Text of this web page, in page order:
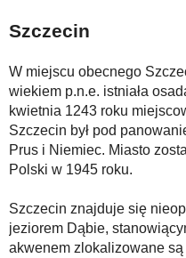
Szczecin
W miejscu obecnego
wiekiem p.n.e. istniała
kwietnia 1243 roku
Szczecin był pod
Prus i Niemiec. Miasto
Polski w 1945 roku.
Szczecin znajduje się
jeziorem Dąbie,
akwenem zlokalizowane